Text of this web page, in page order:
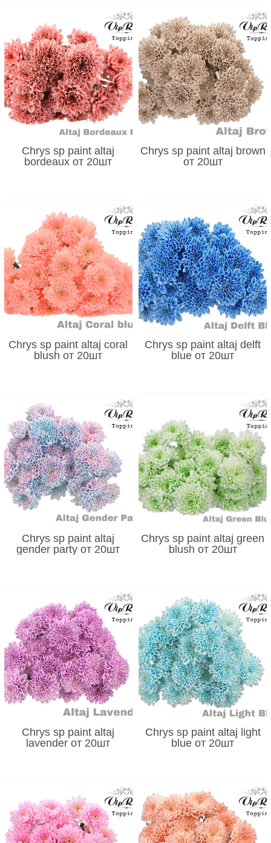
Chrys sp paint altaj
bordeaux от 20шт
Chrys sp paint altaj brown
от 20шт
Chrys sp paint altaj coral
blush от 20шт
Chrys sp paint altaj delft
blue от 20шт
Chrys sp paint altaj
gender party от 20шт
Chrys sp paint altaj green
blush от 20шт
Chrys sp paint altaj
lavender от 20шт
Chrys sp paint altaj light
blue от 20шт